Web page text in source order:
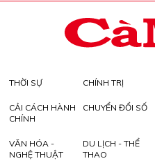
THỜI SỰ CHÍNH TRỊ
CẢI CÁCH HÀNH
CHÍNH
CHUYỂN ĐỔI SỐ
VĂN HÓA -
NGHỆ THUẬT
DU LỊCH - THỂ
THAO